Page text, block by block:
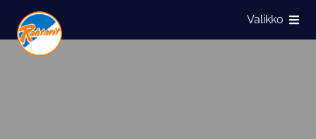
Siirry sivun sisältöön
Näytä
Valikko